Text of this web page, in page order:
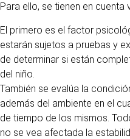
Para ello, se tienen en cuenta
El primero es el factor
estarán sujetos a pruebas y
de determinar si están
del niño.
También se evalúa la
además del ambiente en el
de tiempo de los mismos.
no se vea afectada la